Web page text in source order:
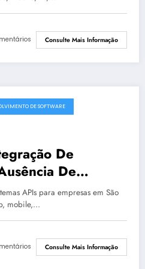
Consulte Mais Informação
DE SOFTWARE
De
De
em São Luís |
2199
APIs para empresas em São
mobile,…
Consulte Mais Informação